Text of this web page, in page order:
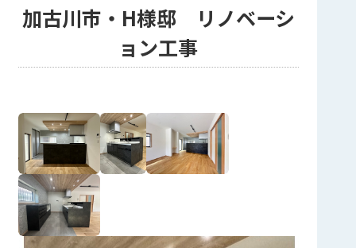
加古川市・H様邸 リノベーシ
ョン工事